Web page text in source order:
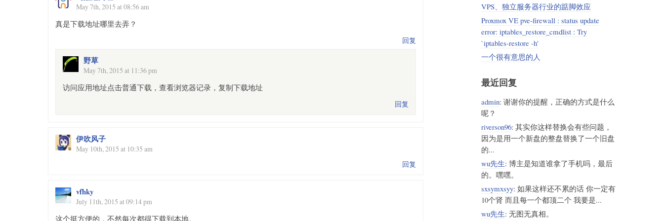
May 7th, 2015 at 08:56 am
真是下载地址哪里去弄？
回复
野草
May 7th, 2015 at 11:36 pm
访问应用地址点击普通下载，查看浏览器记录，复制下载地址
回复
伊吹风子
May 10th, 2015 at 10:35 am
回复
vfhky
July 11th, 2015 at 09:14 pm
这个挺方便的，不然每次都得下载到本地。
VPS、独立服务器行业的踮脚效应
Proxmox VE pve-firewall : status update
error: iptables_restore_cmdlist : Try
`iptables-restore -h'
一个很有意思的人
最近回复
admin: 谢谢你的提醒，正确的方式是什么
呢？
riverson96: 其实你这样替换会有些问题，
因为是用一个新盘的整盘替换了一个旧盘
的...
wu先生: 博主是知道谁拿了手机吗，最后
的。嘿嘿。
sxsymxsyy: 如果这样还不累的话 你一定有
10个肾 而且每一个都顶二个 我要是...
wu先生: 无图无真相。